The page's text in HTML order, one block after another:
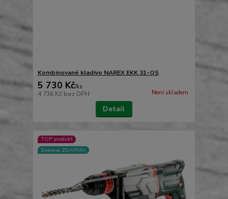
Kombinované kladivo NAREX EKK 31-QS
5 730 Kč/ks
4 736 Kč bez DPH Není skladem
Detail
TOP produkt
Doprava ZDARMA